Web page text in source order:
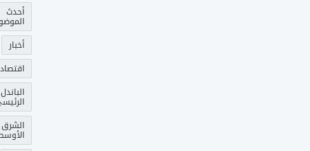
أحدث
أخبار
اقتصاد
الباندل
الشرق